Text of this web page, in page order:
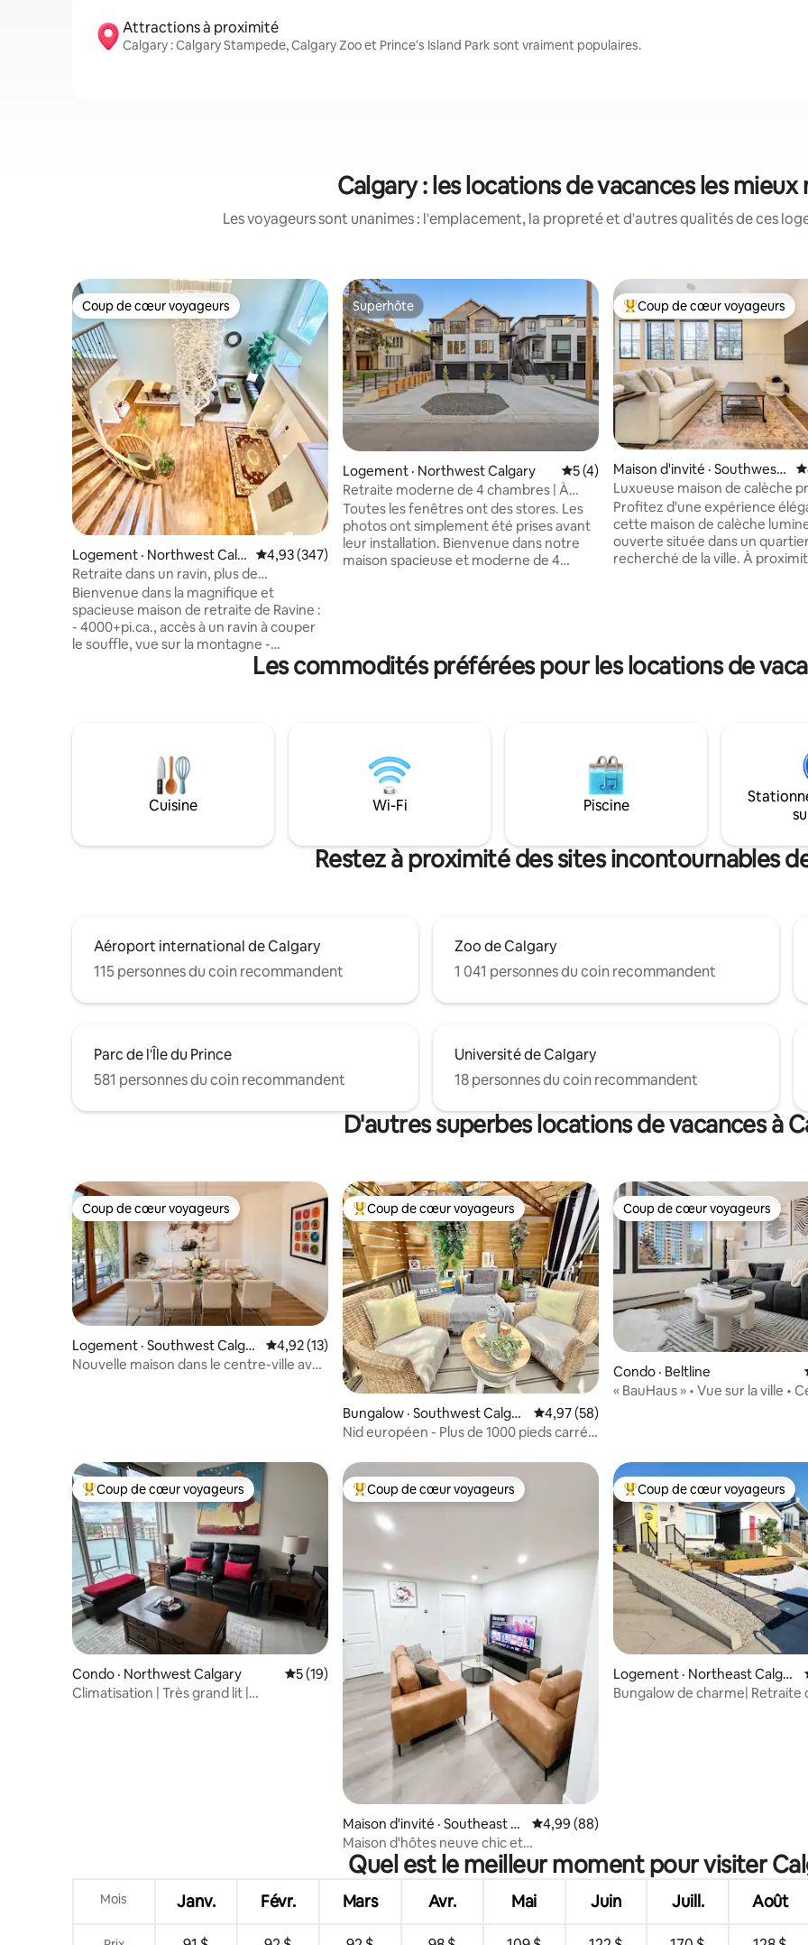
Attractions à proximité
Calgary : Calgary Stampede, Calgary Zoo et Prince's Island Park sont vraiment populaires.
Calgary : les locations de vacances les mieux
Les voyageurs sont unanimes : l'emplacement, la propreté et d'autres qualités de ces
Coup de cœur voyageurs
Coup de cœur voyageurs
Logement · Northwest Calg
ary
Note moyenne de 4,93 sur 5, 347 commentaires
4,93 (347)
Retraite dans un ravin, plus de
4000 pieds carrés, luxe, climatisation,
table de billard, etc.
Bienvenue dans la magnifique et
spacieuse maison de retraite de Ravine :
- 4000+pi.ca., accès à un ravin à couper
le souffle, vue sur la montagne -
Divertissement de table de billard -
Parking gratuit, articles de toilette et de
Accès rapide à Banff - 6 chambres,
3,5 salles de bain, - 10 lits : 7 lits jumeaux
+2 lits queen +1 lit king - Climatisation -
Animaux acceptés (frais appliqués)
maximum 5 voitures ou 15 personnes à
Superhôte
Superhôte
Logement · Northwest Calgary Note moyenne de 5 sur 5, 4
5 (4)
Retraite moderne de 4 chambres | À
quelques minutes du Stampede et du
centre-ville
Toutes les fenêtres ont des stores. Les
photos ont simplement été prises avant
leur installation. Bienvenue dans notre
maison spacieuse et moderne de 4
d'une connexion Wi-Fi haute vitesse et
d'un stationnement gratuit. Idéalement
offre le parfait mélange de confort.
Coup de cœur voyageurs
Coup de cœur voyageurs
Maison d'invité · Southwest
Calgary
Luxueuse maison de calèche
caractère !
Profitez d'une expérience
cette maison de calèche
ouverte située dans un
recherché de la ville. À
lumière naturelle. Détendez-
un café ou un verre de vin sur
maximale : 2 adultes et 1 enfant
de 12 ans.
Les commodités préférées pour les locations de
Cuisine Wi-Fi Piscine
Restez à proximité des sites incontournables
Aéroport international de Calgary
115 personnes du coin recommandent
Zoo de Calgary
1 041 personnes du coin recommandent
Parc de l'Île du Prince
581 personnes du coin recommandent
Université de Calgary
18 personnes du coin recommandent
D'autres superbes locations de vacances à
Coup de cœur voyageurs
Coup de cœur voyageurs
Logement · Southwest Calgar
y
Note moyenne de 4,92 sur 5, 13 commentaires
4,92 (13)
Nouvelle maison dans le centre-ville avec
Coup de cœur voyageurs parmi les plus aimés
Coup de cœur voyageurs
Bungalow · Southwest Calgar
y
Note moyenne de 4,97 sur 5, 58
4,97 (58)
Nid européen - Plus de 1000 pieds carrés
Coup de cœur voyageurs
Coup de cœur voyageurs
Condo · Beltline
« BauHaus » • Vue sur la ville •
Coup de cœur voyageurs parmi les plus aimés
Coup de cœur voyageurs
Condo · Northwest Calgary Note moyenne de 5 sur 5, 19 commentaires
5 (19)
Climatisation | Très grand lit |
Coup de cœur voyageurs parmi les plus aimés
Coup de cœur voyageurs
Maison d'invité · Southeast C
algary
Note moyenne de 4,99 sur 5, 88
4,99 (88)
Maison d'hôtes neuve chic et
confortable (1 chambre)
Coup de cœur voyageurs
Coup de cœur voyageurs
Logement · Northeast Calgar
y
Bungalow de charme| Retraite
Quel est le meilleur moment pour visiter
Mois Janv. Févr. Mars Avr. Mai Juin Juill. Août